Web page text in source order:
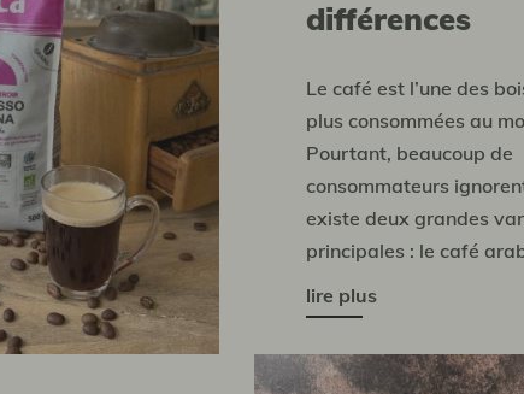
différences
Le café est l’une des
plus consommées au
Pourtant, beaucoup de
consommateurs
existe deux grandes
principales : le café
lire plus